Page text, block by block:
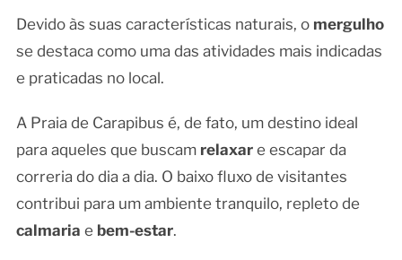
Devido às suas características naturais, o mergulho
se destaca como uma das atividades mais indicadas
e praticadas no local.
A Praia de Carapibus é, de fato, um destino ideal
para aqueles que buscam relaxare escapar da
correria do dia a dia. O baixo fluxo de visitantes
contribui para um ambiente tranquilo, repleto de
calmaria e bem-estar.